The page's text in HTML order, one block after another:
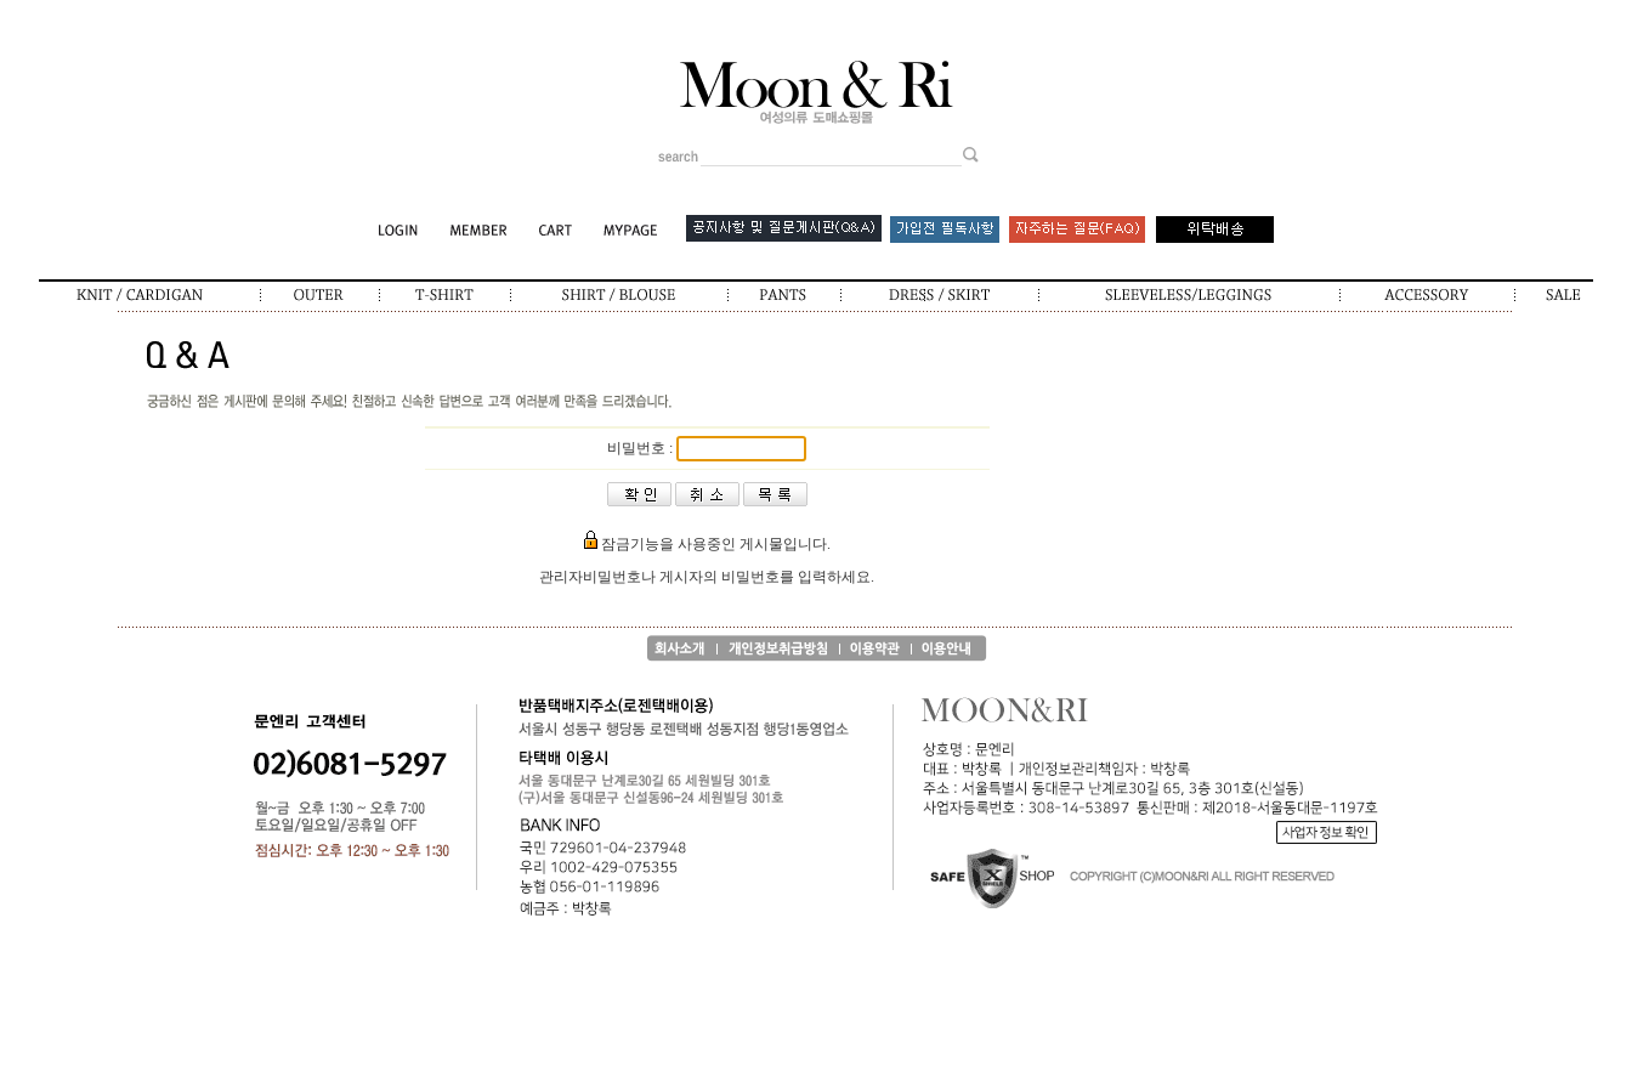
비밀번호 :
잠금기능을 사용중인 게시물입니다.
관리자비밀번호나 게시자의 비밀번호를 입력하세요.